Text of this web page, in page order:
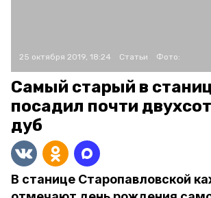
25 октября 2019, 18:24 Статьи Фото:
Самый старый в
посадил почти
дуб
В станице Старопавловской